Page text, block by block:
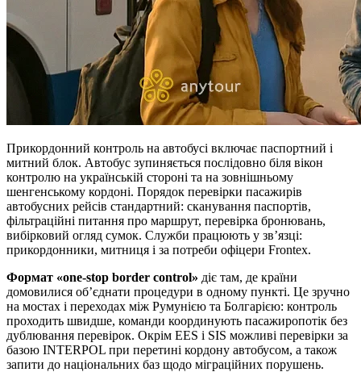
Прикордонний контроль на автобусі включає паспортний і
митний блок. Автобус зупиняється послідовно біля вікон
контролю на українській стороні та на зовнішньому
шенгенському кордоні. Порядок перевірки пасажирів
автобусних рейсів стандартний: сканування паспортів,
фільтраційні питання про маршрут, перевірка бронювань,
вибірковий огляд сумок. Служби працюють у зв’язці:
прикордонники, митниця і за потреби офіцери Frontex.
Формат «one‑stop border control» діє там, де країни
домовилися об’єднати процедури в одному пункті. Це зручно
на мостах і переходах між Румунією та Болгарією: контроль
проходить швидше, команди координують пасажиропотік без
дублювання перевірок. Окрім EES і SIS можливі перевірки за
базою INTERPOL при перетині кордону автобусом, а також
запити до національних баз щодо міграційних порушень.